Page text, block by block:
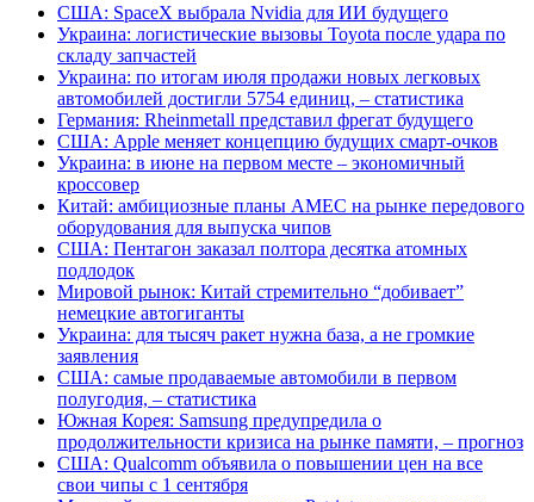
США: SpaceX выбрала Nvidia для ИИ будущего
Украина: логистические вызовы Toyota после удара по
складу запчастей
Украина: по итогам июля продажи новых легковых
автомобилей достигли 5754 единиц, – статистика
Германия: Rheinmetall представил фрегат будущего
США: Apple меняет концепцию будущих смарт-очков
Украина: в июне на первом месте – экономичный
кроссовер
Китай: амбициозные планы AMEC на рынке передового
оборудования для выпуска чипов
США: Пентагон заказал полтора десятка атомных
подлодок
Мировой рынок: Китай стремительно “добивает”
немецкие автогиганты
Украина: для тысяч ракет нужна база, а не громкие
заявления
США: самые продаваемые автомобили в первом
полугодия, – статистика
Южная Корея: Samsung предупредила о
продолжительности кризиса на рынке памяти, – прогноз
США: Qualcomm объявила о повышении цен на все
свои чипы с 1 сентября